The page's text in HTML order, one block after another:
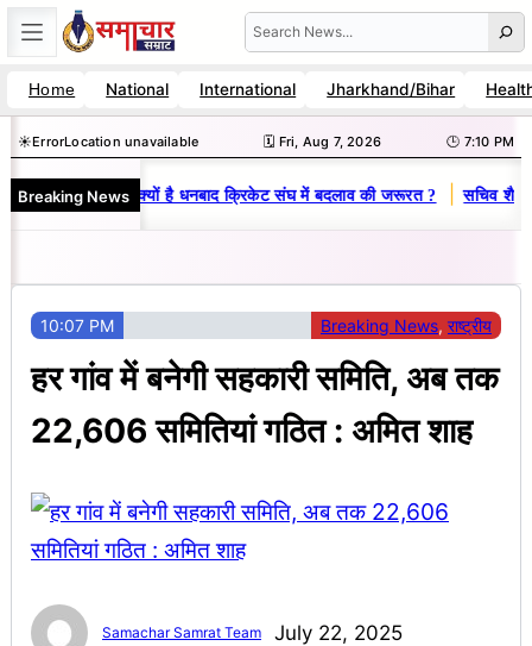
Skip
to
content
Search
Home National International Jharkhand/Bihar
☀️ErrorLocation unavailable 🗓️ Fri, Aug 7, 2026 🕒 7:10 PM
Breaking News
विनय राज : जानें क्यों है धनबाद क्रिकेट संघ में बदलाव की जरूरत ? | सचिव
10:07 PM Breaking News, राष्ट्रीय
हर गांव में बनेगी सहकारी समिति, अब तक
22,606 समितियां गठित : अमित शाह
Samachar Samrat Team July 22, 2025